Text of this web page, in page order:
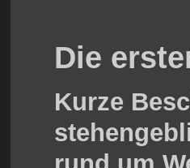
Die
Kurze